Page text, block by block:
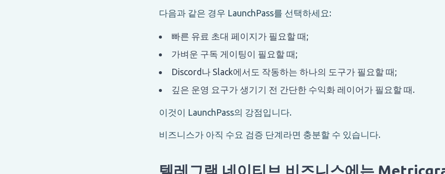
다음과 같은 경우 LaunchPass를 선택하세요:
빠른 유료 초대 페이지가 필요할 때;
가벼운 구독 게이팅이 필요할 때;
Discord나 Slack에서도 작동하는 하나의 도구가 필요할 때;
깊은 운영 요구가 생기기 전 간단한 수익화 레이어가 필요할 때.
이것이 LaunchPass의 강점입니다.
비즈니스가 아직 수요 검증 단계라면 충분할 수 있습니다.